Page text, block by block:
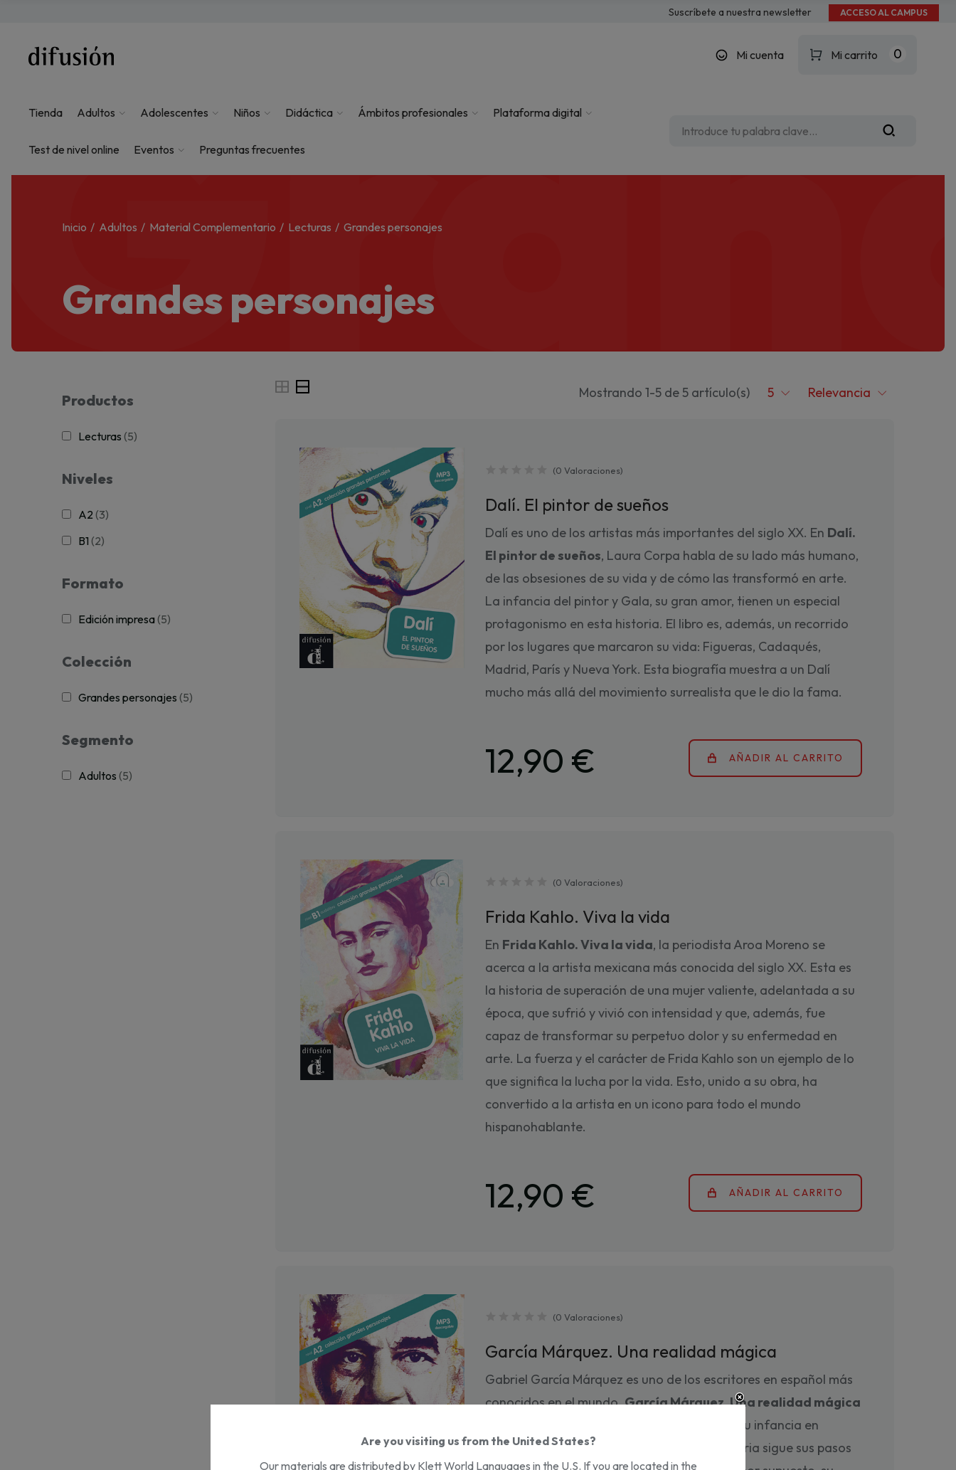
Suscríbete a nuestra newsletter ACCESO AL CAMPUS
Mi cuenta Mi carrito 0
Tienda Adultos Adolescentes Niños Didáctica Ámbitos profesionales Plataforma digital
Test de nivel online Eventos Preguntas frecuentes
Inicio Adultos Material Complementario Lecturas Grandes personajes
Grandes personajes
Mostrando 1-5 de 5 artículo(s) 5 Relevancia
(0 Valoraciones)
Dalí. El pintor de sueños
Dalí es uno de los artistas más importantes del siglo XX. En Dalí.
El pintor de sueños, Laura Corpa habla de su lado más humano,
de las obsesiones de su vida y de cómo las transformó en arte.
La infancia del pintor y Gala, su gran amor, tienen un especial
protagonismo en esta historia. El libro es, además, un recorrido
por los lugares que marcaron su vida: Figueras, Cadaqués,
Madrid, París y Nueva York. Esta biografía muestra a un Dalí
mucho más allá del movimiento surrealista que le dio la fama.
12,90 € AÑADIR AL CARRITO
(0 Valoraciones)
Frida Kahlo. Viva la vida
En Frida Kahlo. Viva la vida, la periodista Aroa Moreno se
acerca a la artista mexicana más conocida del siglo XX. Esta es
la historia de superación de una mujer valiente, adelantada a su
época, que sufrió y vivió con intensidad y que, además, fue
capaz de transformar su perpetuo dolor y su enfermedad en
arte. La fuerza y el carácter de Frida Kahlo son un ejemplo de lo
que significa la lucha por la vida. Esto, unido a su obra, ha
convertido a la artista en un icono para todo el mundo
hispanohablante.
12,90 € AÑADIR AL CARRITO
(0 Valoraciones)
García Márquez. Una realidad mágica
Gabriel García Márquez es uno de los escritores en español más
conocidos en el mundo.García Márquez. Una realidad mágica
cuenta la vida del autor colombiano, desde su infancia en
Aracataca hasta su muerte en 2014. La historia sigue sus pasos
Productos
Lecturas (5)
Niveles
A2 (3)
B1 (2)
Formato
Edición impresa (5)
Colección
Grandes personajes (5)
Segmento
Adultos (5)
Are you visiting us from the United States?
Our materials are distributed by Klett World Languages in the U.S. If you are located in the